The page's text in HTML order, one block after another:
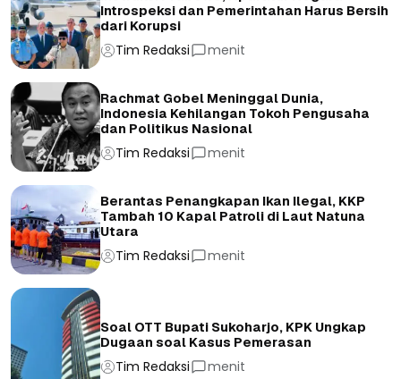
Introspeksi dan Pemerintahan Harus Bersih
dari Korupsi
Tim Redaksi menit
Rachmat Gobel Meninggal Dunia,
Indonesia Kehilangan Tokoh Pengusaha
dan Politikus Nasional
Tim Redaksi menit
Berantas Penangkapan Ikan Ilegal, KKP
Tambah 10 Kapal Patroli di Laut Natuna
Utara
Tim Redaksi menit
Soal OTT Bupati Sukoharjo, KPK Ungkap
Dugaan soal Kasus Pemerasan
Tim Redaksi menit